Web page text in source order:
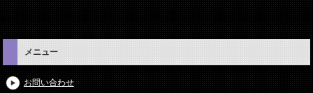
メニュー
お問い合わせ